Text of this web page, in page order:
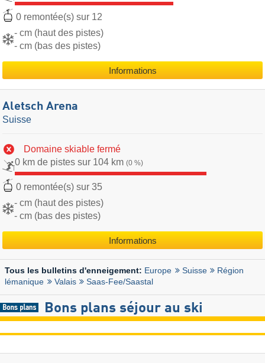
0 remontée(s) sur 12
- cm (haut des pistes)
- cm (bas des pistes)
Informations
Aletsch Arena
Suisse
Domaine skiable fermé
0 km de pistes sur 104 km (0 %)
0 remontée(s) sur 35
- cm (haut des pistes)
- cm (bas des pistes)
Informations
Tous les bulletins d'enneigement: Europe Suisse
Région
lémanique
Valais Saas-Fee/​Saastal
Bons plans séjour au ski